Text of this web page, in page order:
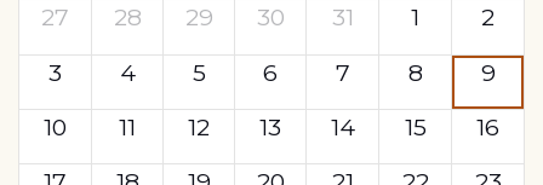
27 28 29 30 31 1
2
3
4 5 6 7 8
9
10
11 12 13 14 15
16